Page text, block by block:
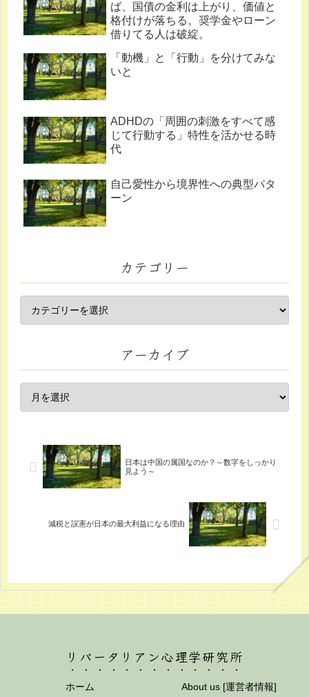
ば、国債の金利は上がり、価値と
格付けが落ちる。奨学金やローン
借りてる人は破綻。
「動機」と「行動」を分けてみな
いと
ADHDの「周囲の刺激をすべて感
じて行動する」特性を活かせる時
代
自己愛性から境界性への典型パタ
ーン
カテゴリー
アーカイブ
日本は中国の属国なのか？～数字をしっかり
見よう～
減税と誤憲が日本の最大利益になる理由
リバータリアン心理学研究所
ホーム About us [運営者情報]